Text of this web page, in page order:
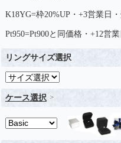
K18YG=枠20%UP・+3営業日
Pt950=Pt900と同価格・+12営業
リングサイズ選択
ケース選択